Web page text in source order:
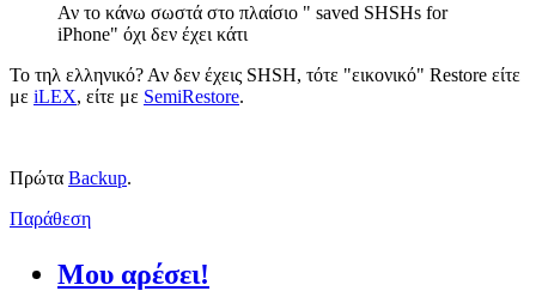
Αν το κάνω σωστά στο πλαίσιο " saved SHSHs for
iPhone" όχι δεν έχει κάτι
Το τηλ ελληνικό? Αν δεν έχεις SHSH, τότε "εικονικό" Restore είτε
με iLEX, είτε με SemiRestore.
Πρώτα Backup.
Παράθεση
Μου αρέσει!